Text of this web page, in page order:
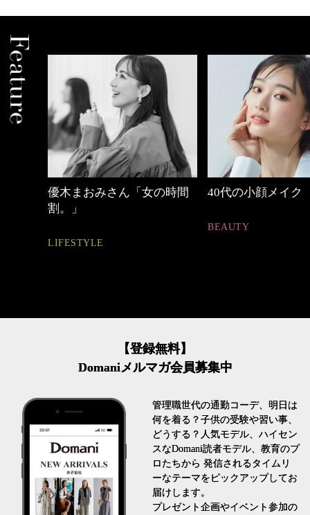
40代の小顔メイク
心地よくいられる
【登録無料】
Domaniメルマガ会員募集中
管理職世代の通勤コーデ、明日は
何を着る？子供の受験や習い事、
どうする？人気モデル、ハイセン
スなDomani読者モデル、教育のプ
ロたちから 発信されるタイムリ
ーなテーマをピックアップしてお
届けします。
プレゼント企画やイベント参加の